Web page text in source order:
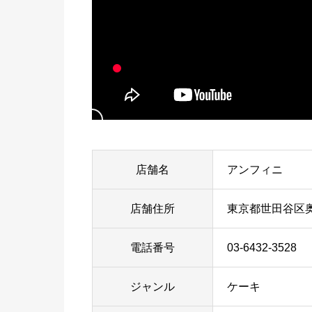
店舗名 アンフィニ
店舗住所 東京都世田谷区
電話番号 03-6432-3528
ジャンル ケーキ